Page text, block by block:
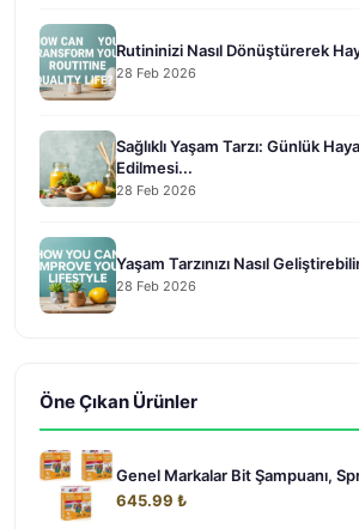
Rutininizi Nasıl Dönüştürerek
28 Feb 2026
Sağlıklı Yaşam Tarzı: Günlük
Edilmesi...
28 Feb 2026
Yaşam Tarzınızı Nasıl
28 Feb 2026
Öne Çıkan Ürünler
Genel Markalar Bit Şampuanı,
645.99 ₺